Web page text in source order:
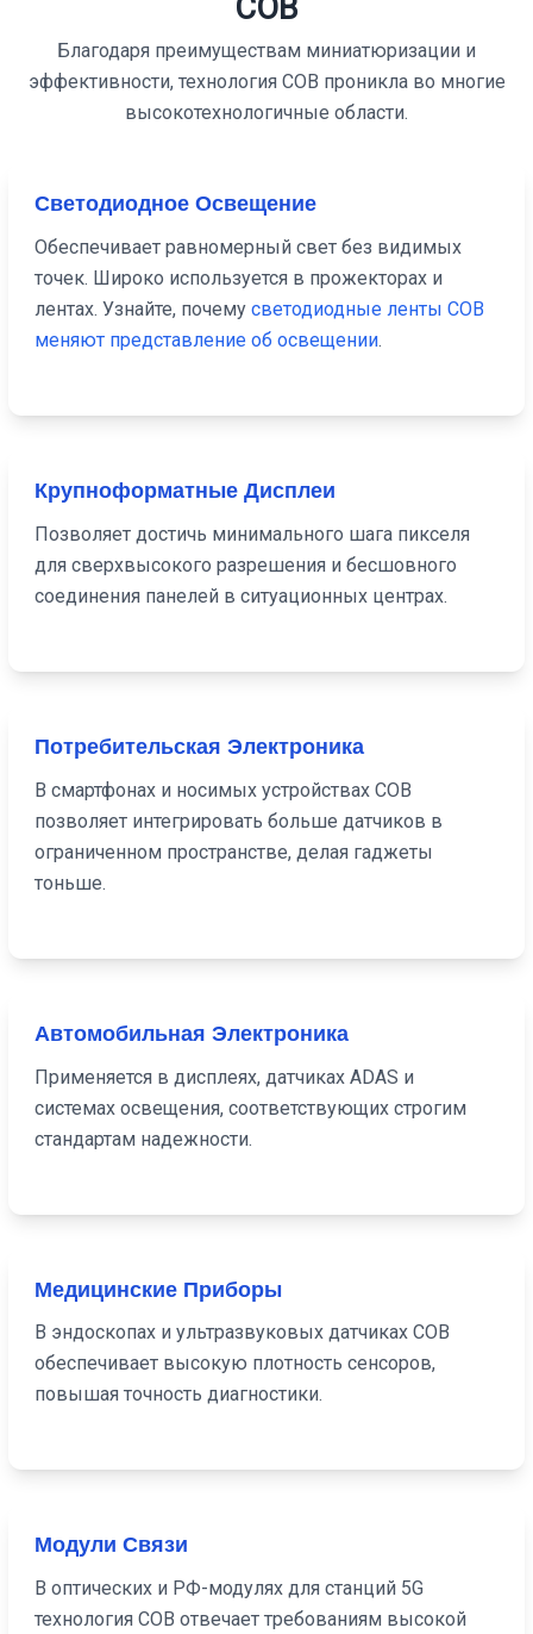
COB
Благодаря преимуществам миниатюризации и
эффективности, технология COB проникла во многие
высокотехнологичные области.
Светодиодное Освещение
Обеспечивает равномерный свет без видимых
точек. Широко используется в прожекторах и
лентах. Узнайте, почемусветодиодные ленты COB
меняют представление об освещении.
Крупноформатные Дисплеи
Позволяет достичь минимального шага пикселя
для сверхвысокого разрешения и бесшовного
соединения панелей в ситуационных центрах.
Потребительская Электроника
В смартфонах и носимых устройствах COB
позволяет интегрировать больше датчиков в
ограниченном пространстве, делая гаджеты
тоньше.
Автомобильная Электроника
Применяется в дисплеях, датчиках ADAS и
системах освещения, соответствующих строгим
стандартам надежности.
Медицинские Приборы
В эндоскопах и ультразвуковых датчиках COB
обеспечивает высокую плотность сенсоров,
повышая точность диагностики.
Модули Связи
В оптических и РФ-модулях для станций 5G
технология COB отвечает требованиям высокой